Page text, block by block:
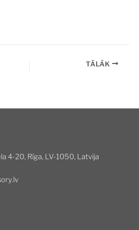
TĀLĀK
4-20, Rīga, LV-1050, Latvija